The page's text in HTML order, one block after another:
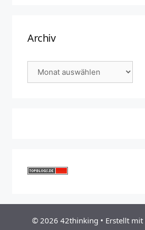
Archiv
Archiv
© 2026 42thinking • Erstellt mit